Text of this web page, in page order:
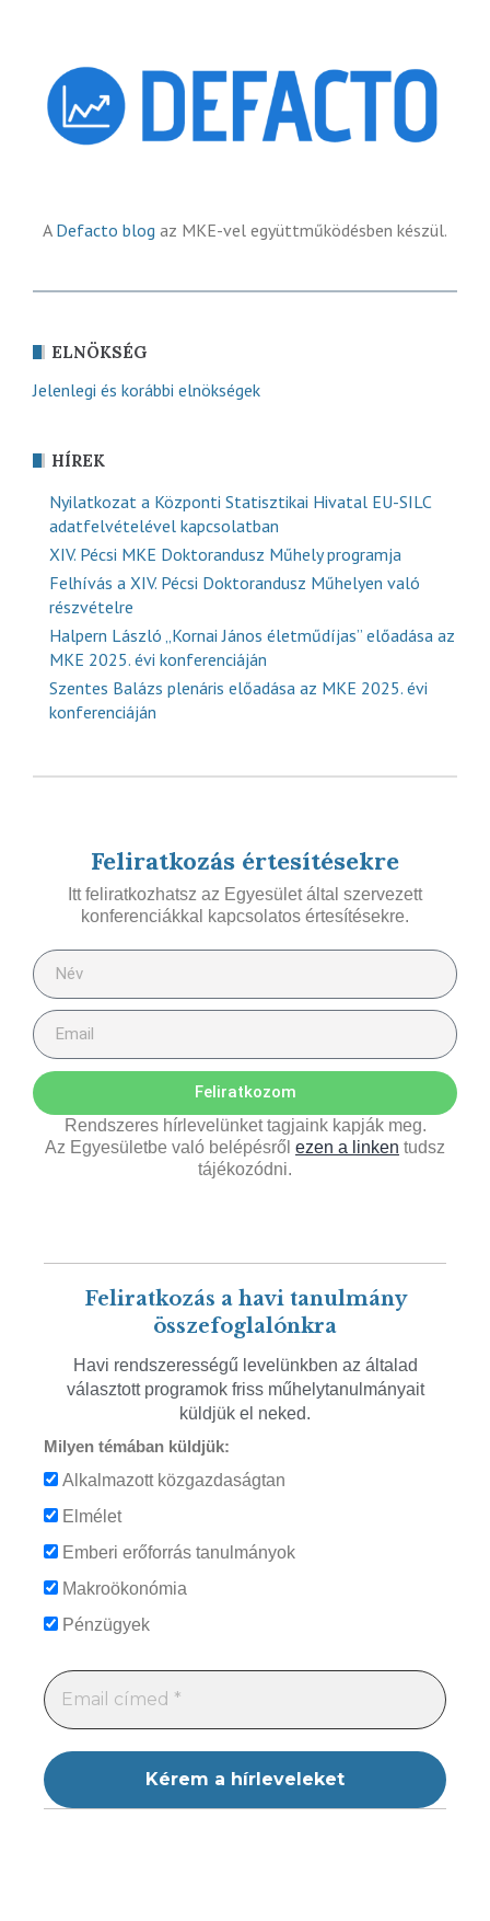
A Defacto blog az MKE-vel együttműködésben készül.
ELNÖKSÉG
Jelenlegi és korábbi elnökségek
HÍREK
Nyilatkozat a Központi Statisztikai Hivatal EU-SILC
adatfelvételével kapcsolatban
XIV. Pécsi MKE Doktorandusz Műhely programja
Felhívás a XIV. Pécsi Doktorandusz Műhelyen való
részvételre
Halpern László „Kornai János életműdíjas” előadása az
MKE 2025. évi konferenciáján
Szentes Balázs plenáris előadása az MKE 2025. évi
konferenciáján
Feliratkozás értesítésekre
Itt feliratkozhatsz az Egyesület által szervezett
konferenciákkal kapcsolatos értesítésekre.
Feliratkozom
Rendszeres hírlevelünket tagjaink kapják meg.
Az Egyesületbe való belépésről ezen a linken tudsz
tájékozódni.
Feliratkozás a havi tanulmány
összefoglalónkra
Havi rendszerességű levelünkben az általad
választott programok friss műhelytanulmányait
küldjük el neked.
Milyen témában küldjük:
Alkalmazott közgazdaságtan
Elmélet
Emberi erőforrás tanulmányok
Makroökonómia
Pénzügyek